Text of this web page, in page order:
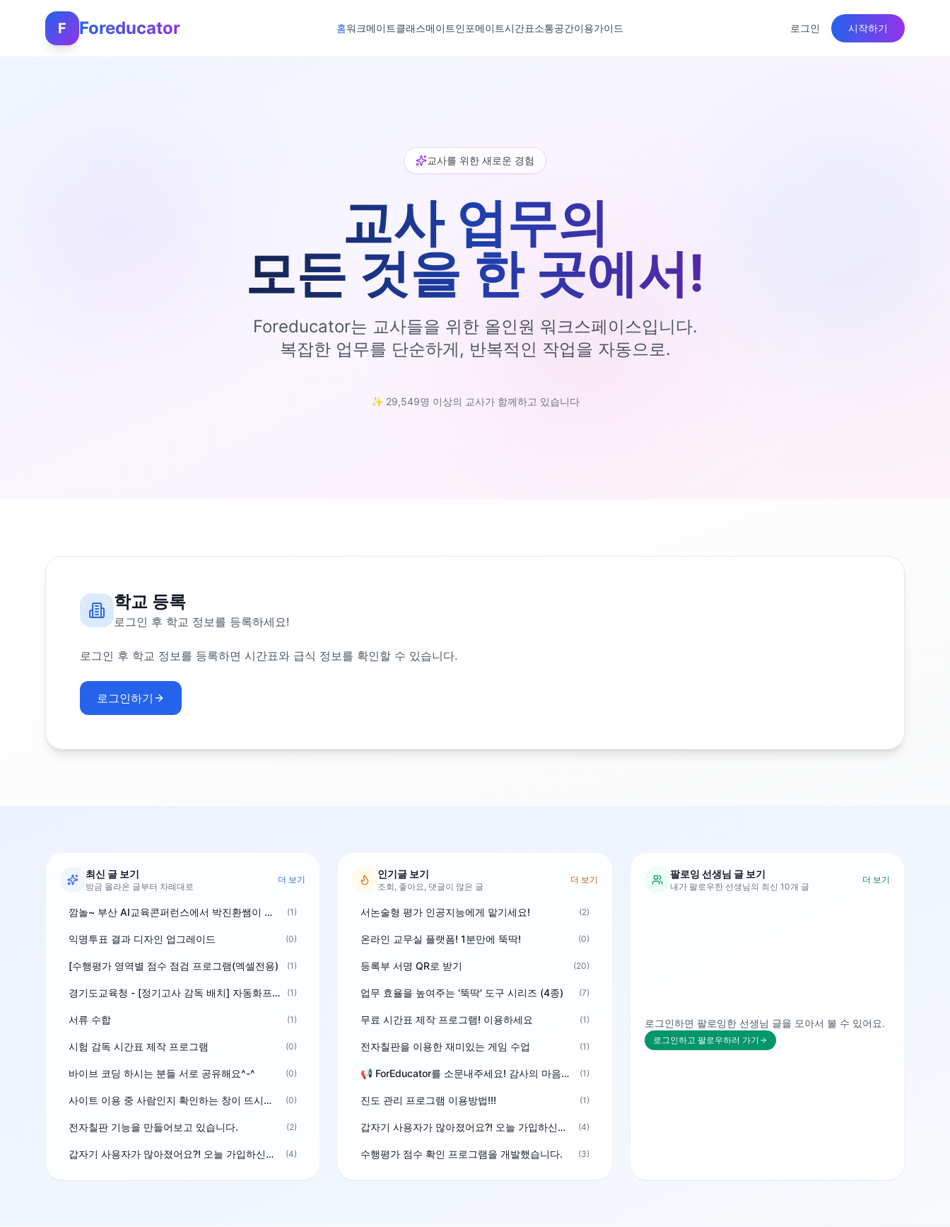
F Foreducator 홈워크메이트클래스메이트인포메이트시간표소통공간이용가이드 로그인 시작하기
교사를 위한 새로운 경험
교사 업무의
모든 것을 한 곳에서!
Foreducator는 교사들을 위한 올인원 워크스페이스입니다.
복잡한 업무를 단순하게, 반복적인 작업을 자동으로.
✨ 29,549명 이상의 교사가 함께하고 있습니다
학교 등록
로그인 후 학교 정보를 등록하세요!
로그인 후 학교 정보를 등록하면 시간표와 급식 정보를 확인할 수 있습니다.
로그인하기
최신 글 보기
방금 올라온 글부터 차례대로
더 보기
깜놀~ 부산 AI교육콘퍼런스에서 박진환쌤이 상받으려 나오셨네요~ ^^ (1)
익명투표 결과 디자인 업그레이드 (0)
[수행평가 영역별 점수 점검 프로그램(엑셀전용) (1)
경기도교육청 - [정기고사 감독 배치] 자동화프로그램 보급 (1)
서류 수합 (1)
시험 감독 시간표 제작 프로그램 (0)
바이브 코딩 하시는 분들 서로 공유해요^-^ (0)
사이트 이용 중 사람인지 확인하는 창이 뜨시는 분은 알려주세요 (0)
전자칠판 기능을 만들어보고 있습니다. (2)
갑자기 사용자가 많아졌어요?! 오늘 가입하신분^^ (4)
인기글 보기
조회, 좋아요, 댓글이 많은 글
더 보기
서논술형 평가 인공지능에게 맡기세요! (2)
온라인 교무실 플랫폼! 1분만에 뚝딱! (0)
등록부 서명 QR로 받기 (20)
업무 효율을 높여주는 '뚝딱' 도구 시리즈 (4종) (7)
무료 시간표 제작 프로그램! 이용하세요 (1)
전자칠판을 이용한 재미있는 게임 수업 (1)
📢 ForEducator를 소문내주세요! 감사의 마음을 담은 포인트 선물 (1)
진도 관리 프로그램 이용방법!!! (1)
갑자기 사용자가 많아졌어요?! 오늘 가입하신분^^ (4)
수행평가 점수 확인 프로그램을 개발했습니다. (3)
팔로잉 선생님 글 보기
내가 팔로우한 선생님의 최신 10개 글
더 보기
로그인하면 팔로잉한 선생님 글을 모아서 볼 수 있어요.
로그인하고 팔로우하러 가기